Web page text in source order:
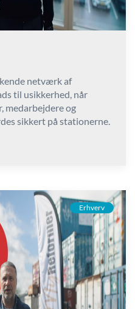
netværk af
til usikkerhed, når
medarbejdere og
sikkert på stationerne.
Erhverv